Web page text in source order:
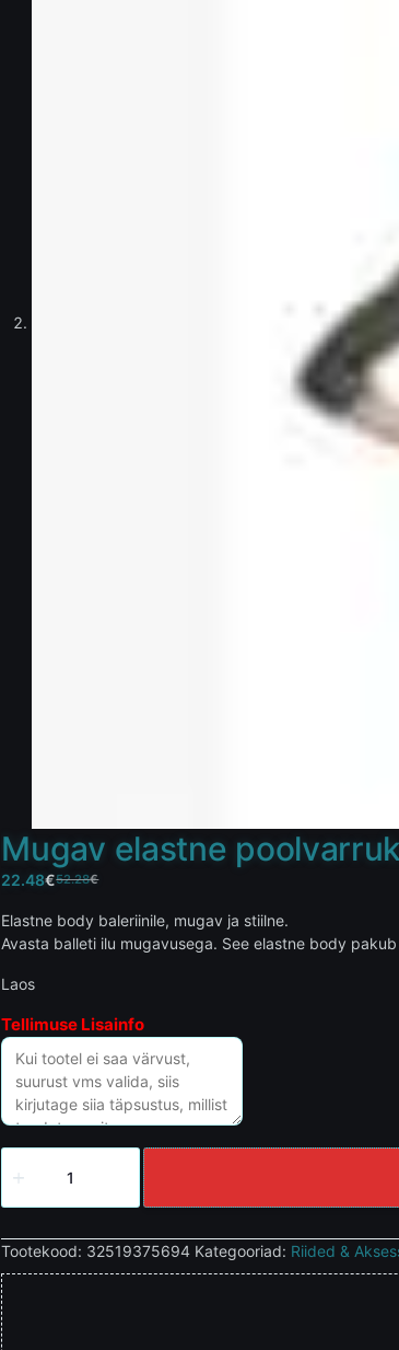
Mugav elastne
52.28€
22.48€
Elastne body baleriinile, mugav ja stiilne.
Avasta balleti ilu mugavusega. See elastne body
Laos
Tellimuse Lisainfo
Tootekood: 32519375694 Kategooriad: Riided &